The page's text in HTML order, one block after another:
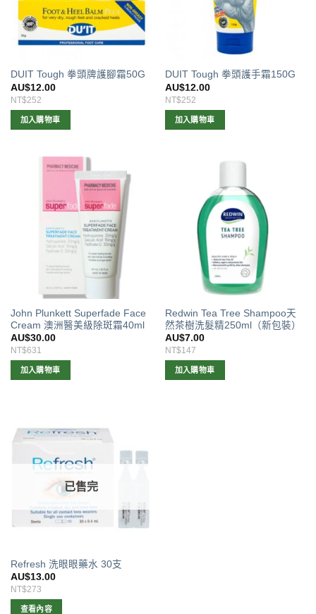
DUIT Tough 拳頭牌護腳霜50G
AU$12.00
NT$252
加入購物車
DUIT Tough 拳頭護手霜150G
AU$12.00
NT$252
加入購物車
John Plunkett Superfade Face
Cream 澳洲醫美級除斑霜40ml
AU$30.00
NT$631
加入購物車
Redwin Tea Tree Shampoo天
然茶樹洗髮精250ml（新包裝）
AU$7.00
NT$147
加入購物車
已售完
Refresh 洗眼眼藥水 30支
AU$13.00
NT$273
查看內容